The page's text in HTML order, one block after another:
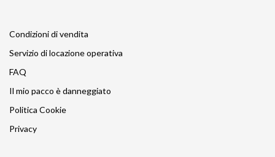
Condizioni di vendita
Servizio di locazione operativa
FAQ
Il mio pacco è danneggiato
Politica Cookie
Privacy